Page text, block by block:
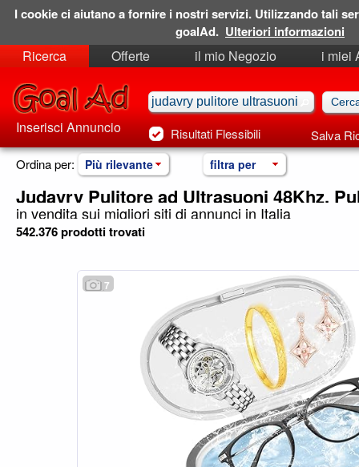
Ricerca Offerte il mio Negozio
i miei
Risultati Flessibili Salva
Inserisci Annuncio
Ordina per: Più rilevante filtra per
Judavry Pulitore ad Ultrasuoni 48Khz,
in vendita sui migliori siti di annunci in Italia
542.376 prodotti trovati
7
I cookie ci aiutano a fornire i nostri servizi. Utilizzando tali
goalAd. Ulteriori informazioni